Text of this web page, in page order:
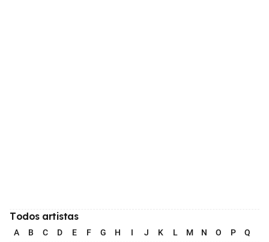
Todos artistas
A B C D E F G H I J K L M N O P Q